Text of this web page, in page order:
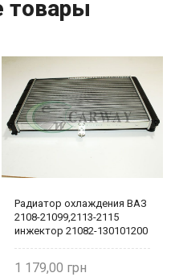
товары
Радиатор охлаждения ВАЗ
2108-21099,2113-2115
инжектор 21082-130101200
1 179,00